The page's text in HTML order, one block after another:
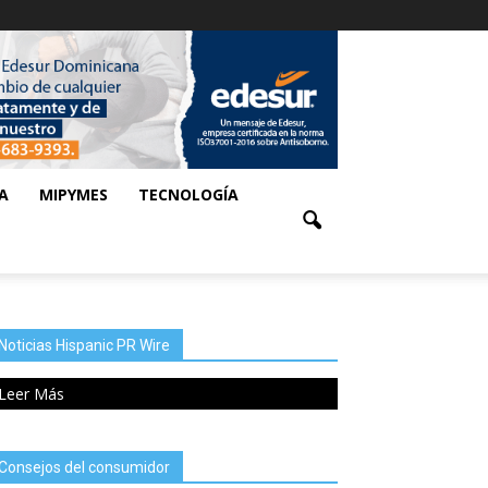
MIPYMES TECNOLOGÍA
Noticias Hispanic PR Wire
Leer Más
del consumidor